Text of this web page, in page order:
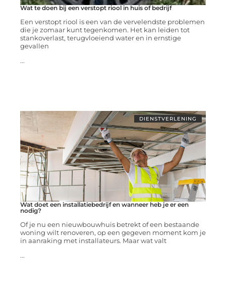
Wat te doen bij een verstopt riool in huis of bedrijf
Een verstopt riool is een van de vervelendste problemen
die je zomaar kunt tegenkomen. Het kan leiden tot
stankoverlast, terugvloeiend water en in ernstige
gevallen
...
DIENSTVERLENING
Wat doet een installatiebedrijf en wanneer heb je er een
nodig?
Of je nu een nieuwbouwhuis betrekt of een bestaande
woning wilt renoveren, op een gegeven moment kom je
in aanraking met installateurs. Maar wat valt
...